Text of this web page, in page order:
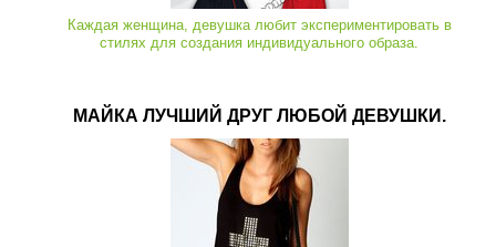
Каждая женщина, девушка любит экспериментировать в
стилях для создания индивидуального образа.
МАЙКА ЛУЧШИЙ ДРУГ ЛЮБОЙ ДЕВУШКИ.